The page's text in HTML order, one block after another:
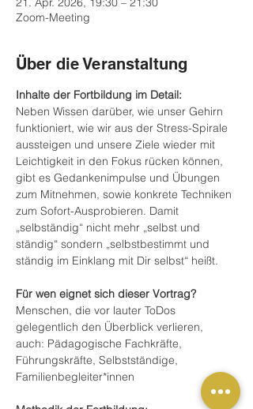
Zoom-Meeting
Über die Veranstaltung
Inhalte der Fortbildung im Detail:
Neben Wissen darüber, wie unser Gehirn
funktioniert, wie wir aus der Stress-Spirale
aussteigen und unsere Ziele wieder mit
Leichtigkeit in den Fokus rücken können,
gibt es Gedankenimpulse und Übungen
zum Mitnehmen, sowie konkrete Techniken
zum Sofort-Ausprobieren. Damit
„selbständig“ nicht mehr „selbst und
ständig“ sondern „selbstbestimmt und
ständig im Einklang mit Dir selbst“ heißt.
Für wen eignet sich dieser Vortrag?
Menschen, die vor lauter ToDos
gelegentlich den Überblick verlieren,
auch: Pädagogische Fachkräfte,
Führungskräfte, Selbstständige,
Familienbegleiter*innen